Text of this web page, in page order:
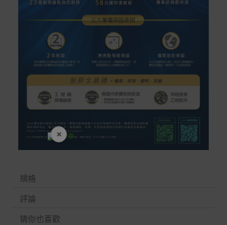
規格
評論
猜你也喜歡
× 開學裝備全面降價